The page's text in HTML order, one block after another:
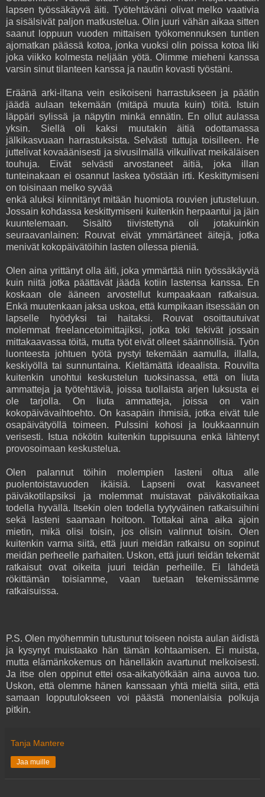
lapsen työssäkäyvä äiti. Työtehtäväni olivat melko vaativia
ja sisälsivät paljon matkustelua. Olin juuri vähän aikaa sitten
saanut loppuun vuoden mittaisen työkomennuksen tuntien
ajomatkan päässä kotoa, jonka vuoksi olin poissa kotoa liki
joka viikko kolmesta neljään yötä. Olimme mieheni kanssa
varsin sinut tilanteen kanssa ja nautin kovasti työstäni.
Eräänä arki-iltana vein esikoiseni harrastukseen ja päätin
jäädä aulaan tekemään (mitäpä muuta kuin) töitä. Istuin
läppäri sylissä ja näpytin minkä ennätin. En ollut aulassa
yksin. Siellä oli kaksi muutakin äitiä odottamassa
jälkikasvuaan harrastuksista. Selvästi tuttuja toisilleen. He
juttelivat kovaäänisesti ja sivusilmällä vilkuilivat meikäläisen
touhuja. Eivät selvästi arvostaneet äitiä, joka illan
tunteinakaan ei osannut laskea työstään irti. Keskittymiseni
on toisinaan melko syvää
enkä aluksi kiinnitänyt mitään huomiota rouvien jutusteluun.
Jossain kohdassa keskittymiseni kuitenkin herpaantui ja jäin
kuuntelemaan. Sisältö tiivistettynä oli jotakuinkin
seuraavanlainen: Rouvat eivät ymmärtäneet äitejä, jotka
menivät kokopäivätöihin lasten ollessa pieniä.
Olen aina yrittänyt olla äiti, joka ymmärtää niin työssäkäyviä
kuin niitä jotka päättävät jäädä kotiin lastensa kanssa. En
koskaan ole ääneen arvostellut kumpaakaan ratkaisua.
Enkä muutenkaan jaksa uskoa, että kumpikaan itsessään on
lapselle hyödyksi tai haitaksi. Rouvat osoittautuivat
molemmat freelancetoimittajiksi, jotka toki tekivät jossain
mittakaavassa töitä, mutta työt eivät olleet säännöllisiä. Työn
luonteesta johtuen työtä pystyi tekemään aamulla, illalla,
keskiyöllä tai sunnuntaina. Kieltämättä ideaalista. Rouvilta
kuitenkin unohtui keskustelun tuoksinassa, että on liuta
ammatteja ja työtehtäviä, joissa tuollaista arjen luksusta ei
ole tarjolla. On liuta ammatteja, joissa on vain
kokopäivävaihtoehto. On kasapäin ihmisiä, jotka eivät tule
osapäivätyöllä toimeen. Pulssini kohosi ja loukkaannuin
verisesti. Istua nökötin kuitenkin tuppisuuna enkä lähtenyt
provosoimaan keskustelua.
Olen palannut töihin molempien lasteni oltua alle
puolentoistavuoden ikäisiä. Lapseni ovat kasvaneet
päiväkotilapsiksi ja molemmat muistavat päiväkotiaikaa
todella hyvällä. Itsekin olen todella tyytyväinen ratkaisuihini
sekä lasteni saamaan hoitoon. Tottakai aina aika ajoin
mietin, mikä olisi toisin, jos olisin valinnut toisin. Olen
kuitenkin varma siitä, että juuri meidän ratkaisu on sopinut
meidän perheelle parhaiten. Uskon, että juuri teidän tekemät
ratkaisut ovat oikeita juuri teidän perheille. Ei lähdetä
rökittämän toisiamme, vaan tuetaan tekemissämme
ratkaisuissa.
P.S. Olen myöhemmin tutustunut toiseen noista aulan äidistä
ja kysynyt muistaako hän tämän kohtaamisen. Ei muista,
mutta elämänkokemus on hänelläkin avartunut melkoisesti.
Ja itse olen oppinut ettei osa-aikatyötkään aina auvoa tuo.
Uskon, että olemme hänen kanssaan yhtä mieltä siitä, että
samaan lopputulokseen voi päästä monenlaisia polkuja
pitkin.
Tanja Mantere
Jaa muille